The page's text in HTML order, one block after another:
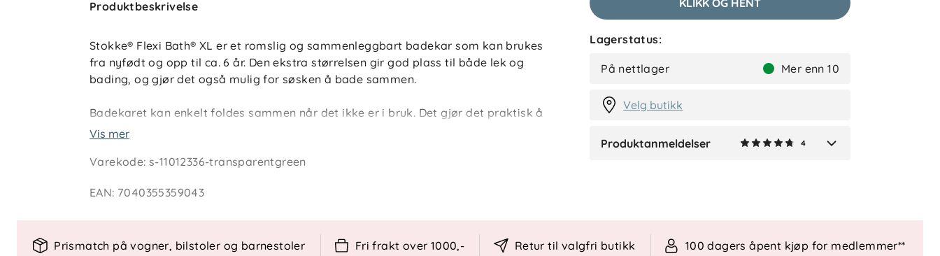
Produktbeskrivelse
Stokke® Flexi Bath® XL er et romslig og sammenleggbart badekar som kan brukes
fra nyfødt og opp til ca. 6 år. Den ekstra størrelsen gir god plass til både lek og
bading, og gjør det også mulig for søsken å bade sammen.
Badekaret kan enkelt foldes sammen når det ikke er i bruk. Det gjør det praktisk å
oppbevare hjemme og enkelt å ta med på reise. Antiskli i bunnen bidrar til bedre
vanntemperaturen og gjør det enkelt å tømme karet etter bruk.
- Antiskli i bunnen
Vis mer
Varekode:s-11012336-transparentgreen
EAN: 7040355359043
KLIKK OG HENT
Lagerstatus:
På nettlager Mer enn 10
Velg butikk
Produktanmeldelser 4
L
Prismatch på vogner, bilstoler og barnestoler Fri frakt over 1000,- Retur til valgfri butikk 100 dagers åpent kjøp for medlemmer**